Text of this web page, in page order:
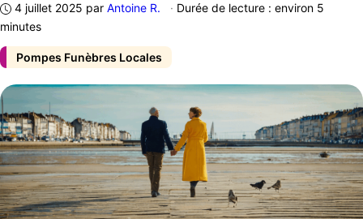
Pompes Funèbres Locales
4 juillet 2025 par Antoine R. · Durée de lecture : environ 5
minutes